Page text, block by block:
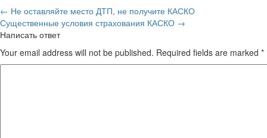
← Не оставляйте место ДТП, не получите КАСКО
Существенные условия страхования КАСКО →
Написать ответ
Your email address will not be published. Required fields are marked *